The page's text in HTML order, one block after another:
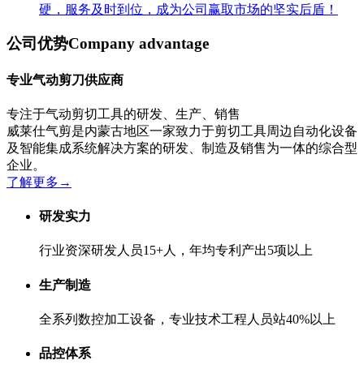
硬，服务及时到位，成为公司赢取市场的坚实后盾！
公司优势Company advantage
专业气动剪刀供应商
专注于气动剪切工具的研发、生产、销售
威莱仕气剪是内蒙古地区一家致力于剪切工具周边自动化设备
及智能集成系统解决方案的研发、制造及销售为一体的综合型
企业。
了解更多 →
研发实力
行业资深研发人员15+人，年均专利产出5项以上
生产制造
全系列数控加工设备，专业技术工程人员站40%以上
品控体系